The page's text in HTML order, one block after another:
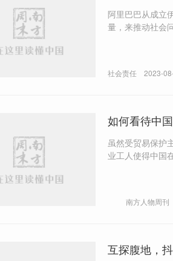
阿里巴巴从成立
量，来推动社会
社会责任 2023-
如何看待中
虽然受贸易保护
业工人使得中国在全球贸易
南方人物周刊
互探腹地，